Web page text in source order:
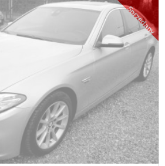
Sprzedany